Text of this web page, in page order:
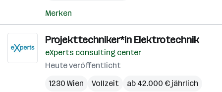
Merken
Projekttechniker*in Elektrotechnik
eXperts consulting center
Heute veröffentlicht
1230 Wien
Vollzeit ab 42.000 € jährlich